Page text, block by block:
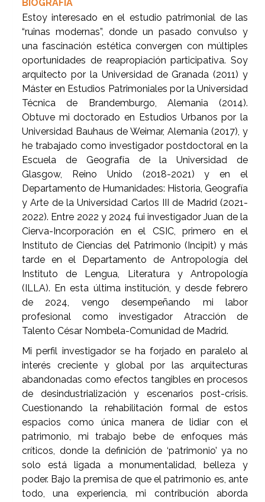
BIOGRAFÍA
Estoy interesado en el estudio patrimonial de las
“ruinas modernas”, donde un pasado convulso y
una fascinación estética convergen con múltiples
oportunidades de reapropiación participativa. Soy
arquitecto por la Universidad de Granada (2011) y
Máster en Estudios Patrimoniales por la Universidad
Técnica de Brandemburgo, Alemania (2014).
Obtuve mi doctorado en Estudios Urbanos por la
Universidad Bauhaus de Weimar, Alemania (2017), y
he trabajado como investigador postdoctoral en la
Escuela de Geografía de la Universidad de
Glasgow, Reino Unido (2018-2021) y en el
Departamento de Humanidades: Historia, Geografía
y Arte de la Universidad Carlos III de Madrid (2021-
2022). Entre 2022 y 2024 fui investigador Juan de la
Cierva-Incorporación en el CSIC, primero en el
Instituto de Ciencias del Patrimonio (Incipit) y más
tarde en el Departamento de Antropología del
Instituto de Lengua, Literatura y Antropología
(ILLA). En esta última institución, y desde febrero
de 2024, vengo desempeñando mi labor
profesional como investigador Atracción de
Talento César Nombela-Comunidad de Madrid.
Mi perfil investigador se ha forjado en paralelo al
interés creciente y global por las arquitecturas
abandonadas como efectos tangibles en procesos
de desindustrialización y escenarios post-crisis.
Cuestionando la rehabilitación formal de estos
espacios como única manera de lidiar con el
patrimonio, mi trabajo bebe de enfoques más
críticos, donde la definición de ‘patrimonio’ ya no
solo está ligada a monumentalidad, belleza y
poder. Bajo la premisa de que el patrimonio es, ante
todo, una experiencia, mi contribución aborda